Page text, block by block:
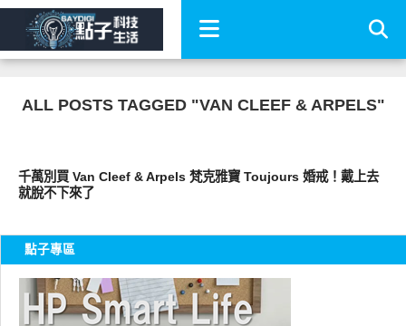
ALL POSTS TAGGED "VAN CLEEF & ARPELS"
千萬別買 Van Cleef & Arpels 梵克雅寶 Toujours 婚戒！戴上去
就脫不下來了
點子專區